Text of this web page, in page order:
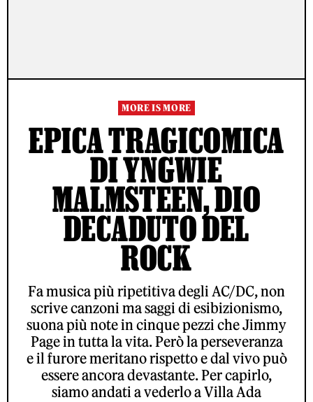
MORE IS MORE
EPICA TRAGICOMICA
DI YNGWIE
MALMSTEEN, DIO
DECADUTO DEL
ROCK
Fa musica più ripetitiva degli AC/DC, non
scrive canzoni ma saggi di esibizionismo,
suona più note in cinque pezzi che Jimmy
Page in tutta la vita. Però la perseveranza
e il furore meritano rispetto e dal vivo può
essere ancora devastante. Per capirlo,
siamo andati a vederlo a Villa Ada